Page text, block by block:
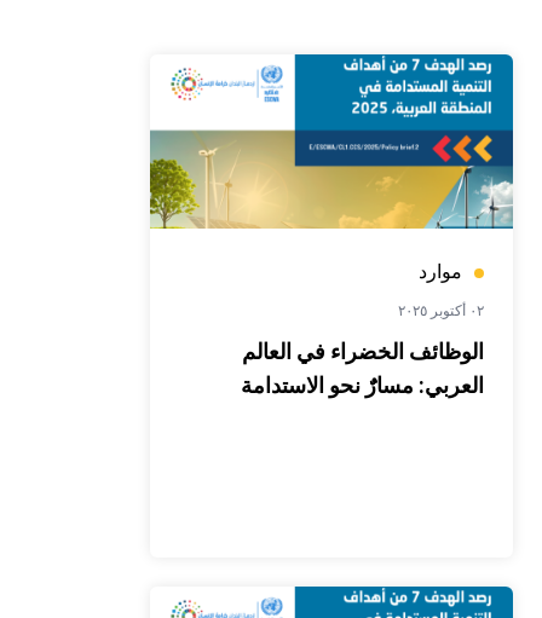
موارد
٠٢ أكتوبر ٢٠٢٥
الوظائف الخضراء في العالم
العربي: مسارٌٌ نحو الاستدامة